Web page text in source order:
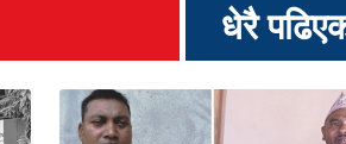
धेरै